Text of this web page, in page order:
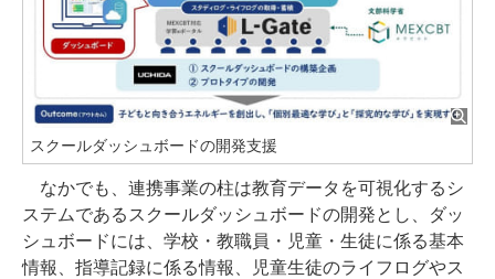
スクールダッシュボードの開発支援
なかでも、連携事業の柱は教育データを可視化するシ
ステムであるスクールダッシュボードの開発とし、ダッ
シュボードには、学校・教職員・児童・生徒に係る基本
情報、指導記録に係る情報、児童生徒のライフログやス